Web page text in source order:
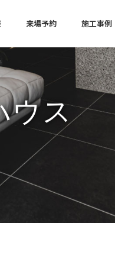
来場予約 施工事例
ウス